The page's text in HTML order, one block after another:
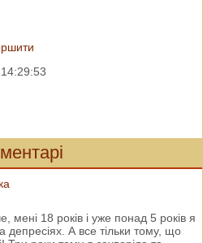
мені 18 років і уже понад 5 років я
депресіях. А все тільки тому, що